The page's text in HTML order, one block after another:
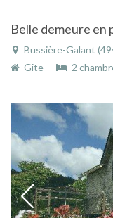
Belle demeure
Bussière-Galant (4943
Gîte
2